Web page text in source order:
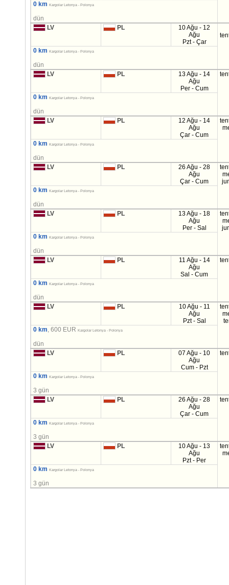
0 km Kargolar Letonya - Polonya
dün
LV
PL
10 Ağu - 12
Ağu
Pzt - Çar
0 km Kargolar Letonya - Polonya
dün
LV
PL
13 Ağu - 14
Ağu
Per - Cum
0 km Kargolar Letonya - Polonya
dün
LV
PL
12 Ağu - 14
Ağu
Çar - Cum
0 km Kargolar Letonya - Polonya
dün
LV
PL
26 Ağu - 28
Ağu
Çar - Cum
0 km
Kargolar Letonya - Polonya
dün
LV
PL
13 Ağu - 18
Ağu
Per - Sal
0 km
Kargolar Letonya - Polonya
dün
LV
PL
11 Ağu - 14
Ağu
Sal - Cum
0 km Kargolar Letonya - Polonya
dün
LV
PL
10 Ağu - 11
Ağu
Pzt - Sal
0 km, 600 EURKargolar Letonya - Polonya
dün
LV
PL
07 Ağu - 10
Ağu
Cum - Pzt
0 km Kargolar Letonya - Polonya
3 gün
LV
PL
26 Ağu - 28
Ağu
Çar - Cum
0 km Kargolar Letonya - Polonya
3 gün
LV
PL
10 Ağu - 13
Ağu
Pzt - Per
0 km Kargolar Letonya - Polonya
3 gün